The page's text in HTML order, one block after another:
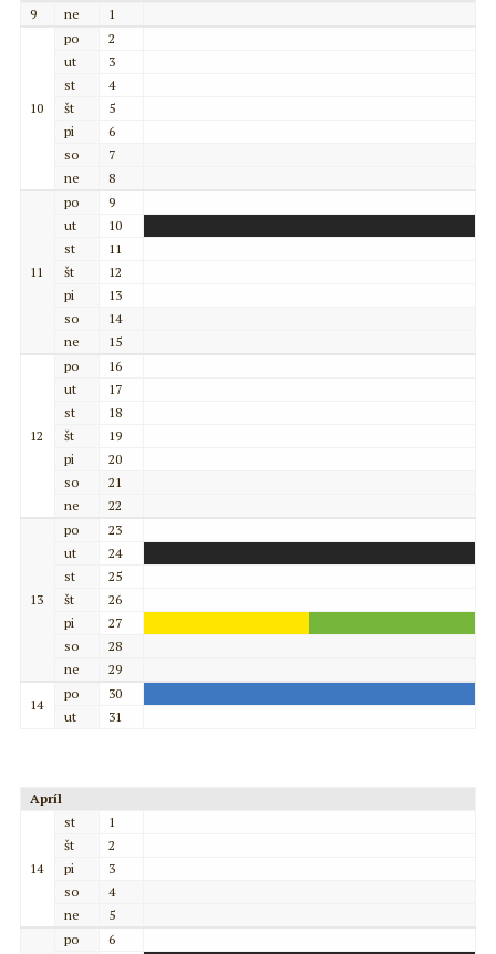
9
ne 1
10
po
2
ut
3
st
4
št
5
pi
6
so
7
ne
8
11
po
9
ut
10
st
11
št
12
pi
13
so
14
ne
15
12
po
16
ut
17
st
18
št
19
pi
20
so
21
ne
22
13
po
23
ut
24
st
25
št
26
pi
27
so
28
ne
29
14
po
30
ut
31
Apríl
14
st
1
št
2
pi
3
so
4
ne
5
po
6